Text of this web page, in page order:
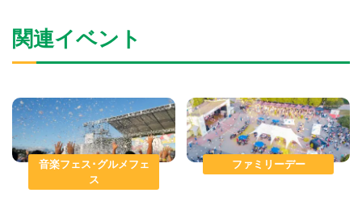
関連イベント
音楽フェス･グルメフェ
ス
ファミリーデー